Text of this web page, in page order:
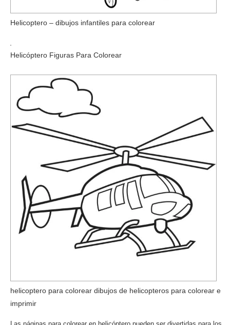
Helicoptero – dibujos infantiles para colorear
Helicóptero Figuras Para Colorear
helicoptero para colorear dibujos de helicopteros para colorear e
imprimir